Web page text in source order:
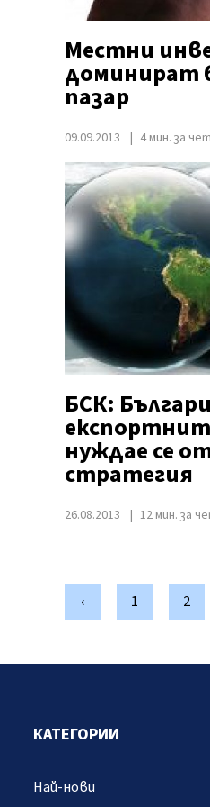
Местни
доминират
пазар
09.09.2013 4 мин. за
БСК:
нуждае се
стратегия
26.08.2013 12 мин. за
‹ 1 2
КАТЕГОРИИ
Най-нови